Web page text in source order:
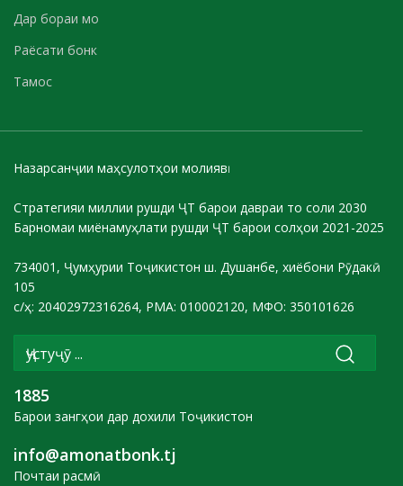
Дар бораи мо
Раёсати бонк
Тамос
Назарсанҷии маҳсулотҳои молиявӣ
Стратегияи миллии рушди ҶТ барои давраи то соли 2030
Барномаи миёнамуҳлати рушди ҶТ барои солҳои 2021-2025
734001, Ҷумҳурии Тоҷикистон ш. Душанбе, хиёбони Рӯдакӣ
105
с/ҳ: 20402972316264, РМА: 010002120, МФО: 350101626
1885
Барои зангҳои дар дохили Тоҷикистон
info@amonatbonk.tj
Почтаи расмӣ